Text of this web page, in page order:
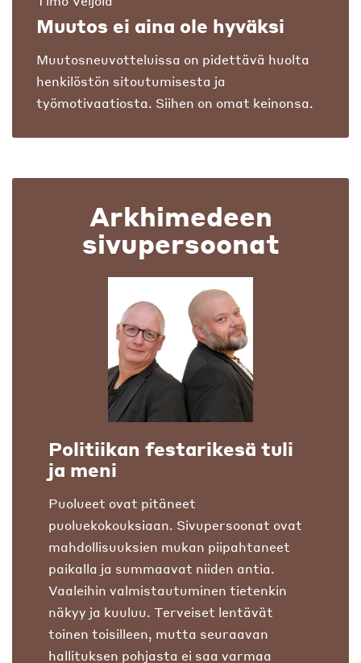
Muutos ei aina ole hyväksi
Muutosneuvotteluissa on pidettävä huolta
henkilöstön sitoutumisesta ja
työmotivaatiosta. Siihen on omat keinonsa.
Arkhimedeen
sivupersoonat
Politiikan festarikesä tuli
ja meni
Puolueet ovat pitäneet
puoluekokouksiaan. Sivupersoonat ovat
mahdollisuuksien mukan piipahtaneet
paikalla ja summaavat niiden antia.
Vaaleihin valmistautuminen tietenkin
näkyy ja kuuluu. Terveiset lentävät
toinen toisilleen, mutta seuraavan
hallituksen pohjasta ei saa varmaa